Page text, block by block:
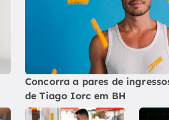
Concorra a pares de
de Tiago Iorc em BH